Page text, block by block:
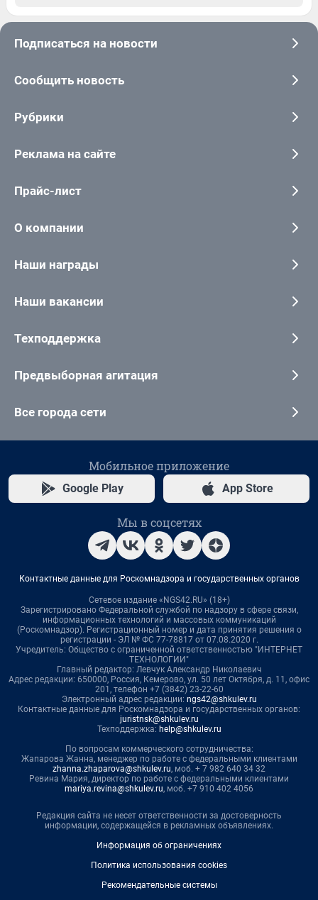
Подписаться на новости
Сообщить новость
Рубрики
Реклама на сайте
Прайс-лист
О компании
Наши награды
Наши вакансии
Техподдержка
Предвыборная агитация
Все города сети
Мобильное приложение
Google Play App Store
Мы в соцсетях
Контактные данные для Роскомнадзора и государственных органов
Сетевое издание «NGS42.RU» (18+)
Зарегистрировано Федеральной службой по надзору в сфере связи,
информационных технологий и массовых коммуникаций
(Роскомнадзор). Регистрационный номер и дата принятия решения о
регистрации - ЭЛ № ФС 77-78817 от 07.08.2020 г.
Учредитель: Общество с ограниченной ответственностью "ИНТЕРНЕТ
ТЕХНОЛОГИИ"
Главный редактор: Левчук Александр Николаевич
Адрес редакции: 650000, Россия, Кемерово, ул. 50 лет Октября, д. 11, офис
201, телефон +7 (3842) 23-22-60
Электронный адрес редакции: ngs42@shkulev.ru
Контактные данные для Роскомнадзора и государственных органов:
juristnsk@shkulev.ru
Техподдержка: help@shkulev.ru
По вопросам коммерческого сотрудничества:
Жапарова Жанна, менеджер по работе с федеральными клиентами
zhanna.zhaparova@shkulev.ru, моб. + 7 982 640 34 32
Ревина Мария, директор по работе с федеральными клиентами
mariya.revina@shkulev.ru, моб. +7 910 402 4056
Редакция сайта не несет ответственности за достоверность
информации, содержащейся в рекламных объявлениях.
Информация об ограничениях
Политика использования cookies
Рекомендательные системы